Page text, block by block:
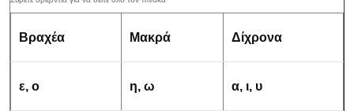
Βραχέα Μακρά Δίχρονα
ε, ο η, ω α, ι, υ